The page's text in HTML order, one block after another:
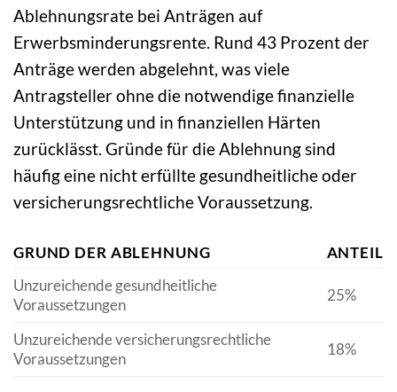
Ablehnungsrate bei Anträgen auf
Erwerbsminderungsrente. Rund 43 Prozent der
Anträge werden abgelehnt, was viele
Antragsteller ohne die notwendige finanzielle
Unterstützung und in finanziellen Härten
zurücklässt. Gründe für die Ablehnung sind
häufig eine nicht erfüllte gesundheitliche oder
versicherungsrechtliche Voraussetzung.
GRUND DER ABLEHNUNG
ANTEIL
Unzureichende gesundheitliche
Voraussetzungen
25%
Unzureichende versicherungsrechtliche
Voraussetzungen
18%